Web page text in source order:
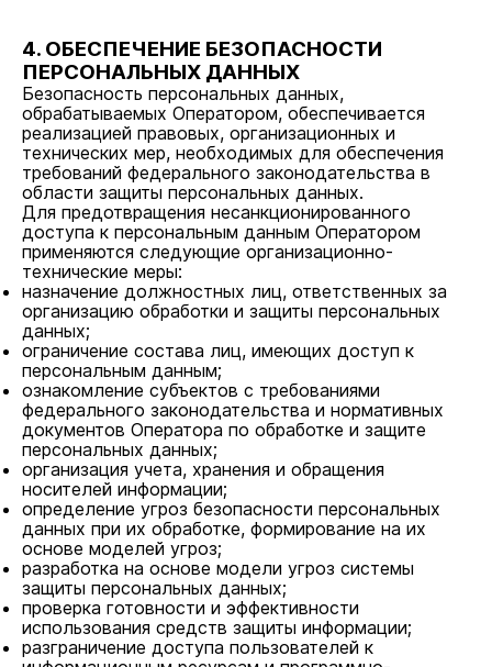
4. ОБЕСПЕЧЕНИЕ БЕЗОПАСНОСТИ
ПЕРСОНАЛЬНЫХ ДАННЫХ
Безопасность персональных данных,
обрабатываемых Оператором, обеспечивается
реализацией правовых, организационных и
технических мер, необходимых для обеспечения
требований федерального законодательства в
области защиты персональных данных.
Для предотвращения несанкционированного
доступа к персональным данным Оператором
применяются следующие организационно-
технические меры:
назначение должностных лиц, ответственных за
организацию обработки и защиты персональных
данных;
ограничение состава лиц, имеющих доступ к
персональным данным;
ознакомление субъектов с требованиями
федерального законодательства и нормативных
документов Оператора по обработке и защите
персональных данных;
организация учета, хранения и обращения
носителей информации;
определение угроз безопасности персональных
данных при их обработке, формирование на их
основе моделей угроз;
разработка на основе модели угроз системы
защиты персональных данных;
проверка готовности и эффективности
использования средств защиты информации;
разграничение доступа пользователей к